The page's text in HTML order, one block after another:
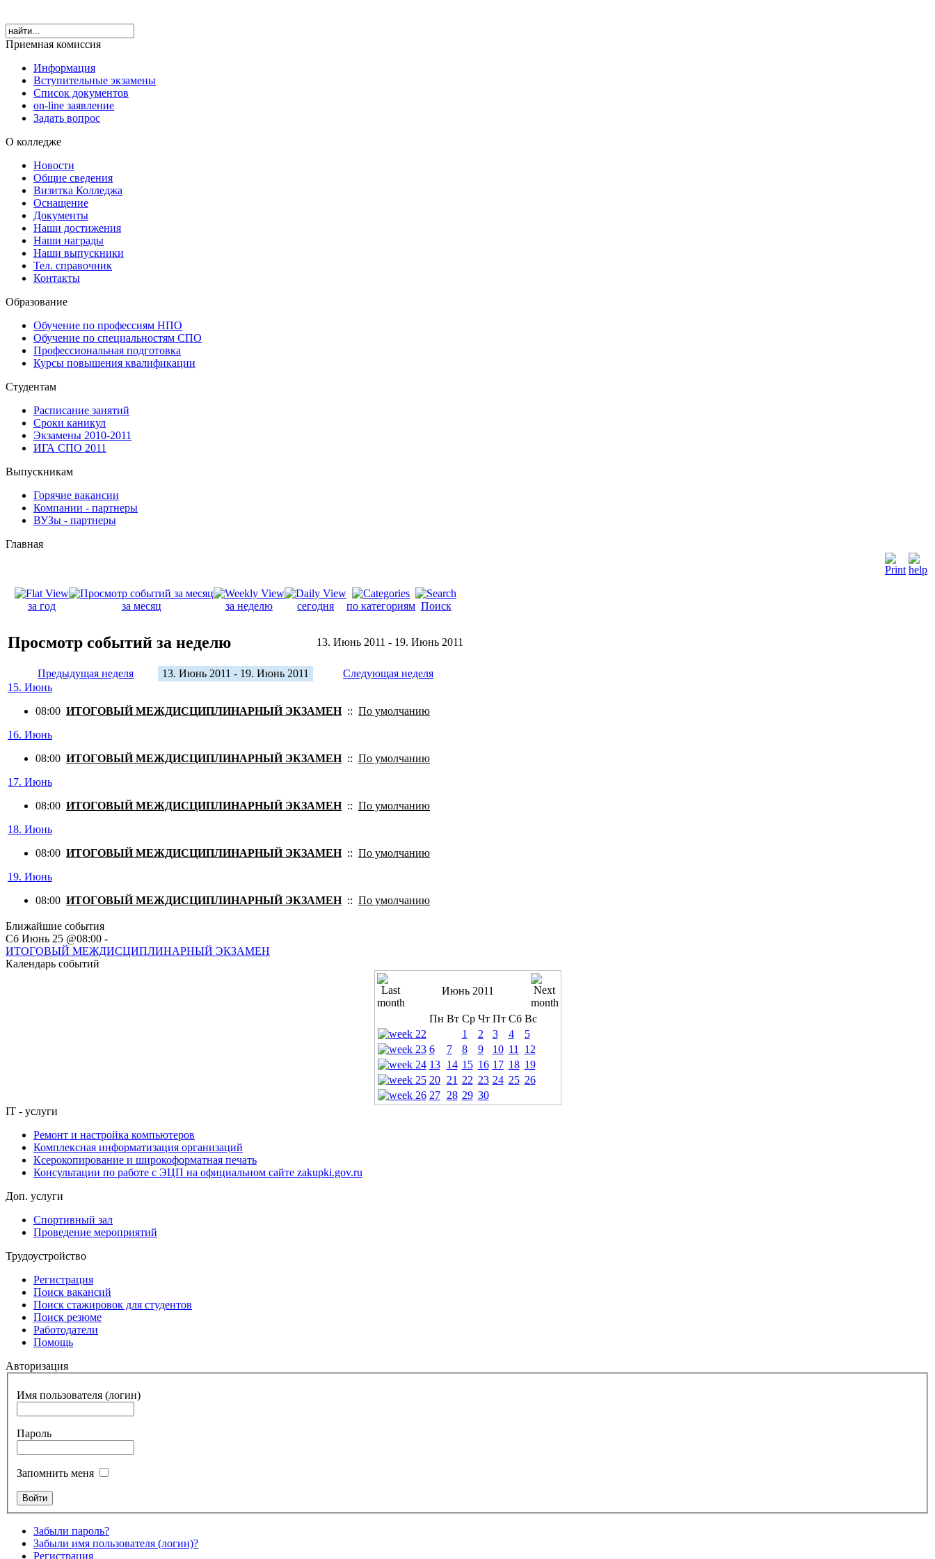
Приемная комиссия
Информация
Вступительные экзамены
Список документов
on-line заявление
Задать вопрос
О колледже
Новости
Общие сведения
Визитка Колледжа
Оснащение
Документы
Наши достижения
Наши награды
Наши выпускники
Тел. справочник
Контакты
Образование
Обучение по профессиям НПО
Обучение по специальностям СПО
Профессиональная подготовка
Курсы повышения квалификации
Студентам
Расписание занятий
Сроки каникул
Экзамены 2010-2011
ИГА СПО 2011
Выпускникам
Горячие вакансии
Компании - партнеры
ВУЗы - партнеры
Главная
за год за месяц за неделю сегодня по категориям Поиск
Просмотр событий за неделю 13. Июнь 2011 - 19. Июнь 2011
Предыдущая неделя 13. Июнь 2011 - 19. Июнь 2011
Следующая неделя
15. Июнь
08:00 ИТОГОВЫЙ МЕЖДИСЦИПЛИНАРНЫЙ ЭКЗАМЕН:: По умолчанию
16. Июнь
08:00 ИТОГОВЫЙ МЕЖДИСЦИПЛИНАРНЫЙ ЭКЗАМЕН:: По умолчанию
17. Июнь
08:00 ИТОГОВЫЙ МЕЖДИСЦИПЛИНАРНЫЙ ЭКЗАМЕН:: По умолчанию
18. Июнь
08:00 ИТОГОВЫЙ МЕЖДИСЦИПЛИНАРНЫЙ ЭКЗАМЕН:: По умолчанию
19. Июнь
08:00 ИТОГОВЫЙ МЕЖДИСЦИПЛИНАРНЫЙ ЭКЗАМЕН:: По умолчанию
Ближайшие события
Сб Июнь 25 @08:00 -
ИТОГОВЫЙ МЕЖДИСЦИПЛИНАРНЫЙ ЭКЗАМЕН
Календарь событий
Июнь 2011
Пн Вт Ср Чт Пт Сб Вс
1
2 3 4
5
6
7 8 9 10 11
12
13
14 15 16 17 18 19
20
21 22 23 24 25 26
27
28 29 30
IT - услуги
Ремонт и настройка компьютеров
Комплексная информатизация организаций
Ксерокопирование и широкоформатная печать
Консультации по работе с ЭЦП на официальном сайте zakupki.gov.ru
Доп. услуги
Спортивный зал
Проведение мероприятий
Трудоустройство
Регистрация
Поиск вакансий
Поиск стажировок для студентов
Поиск резюме
Работодатели
Помощь
Авторизация
Имя пользователя (логин)
Пароль
Запомнить меня
Забыли пароль?
Забыли имя пользователя (логин)?
Регистрация